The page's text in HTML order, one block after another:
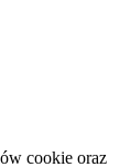
cookie oraz